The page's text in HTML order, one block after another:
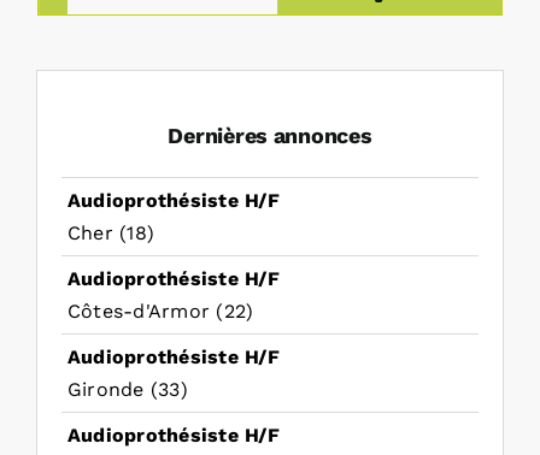
Dernières annonces
Audioprothésiste H/F
Cher (18)
Audioprothésiste H/F
Côtes-d'Armor (22)
Audioprothésiste H/F
Gironde (33)
Audioprothésiste H/F